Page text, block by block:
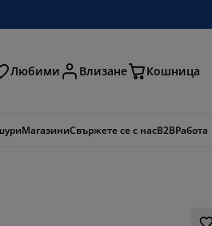
Любими Влизане Кошница
МагазиниСвържете се с насB2BРабота